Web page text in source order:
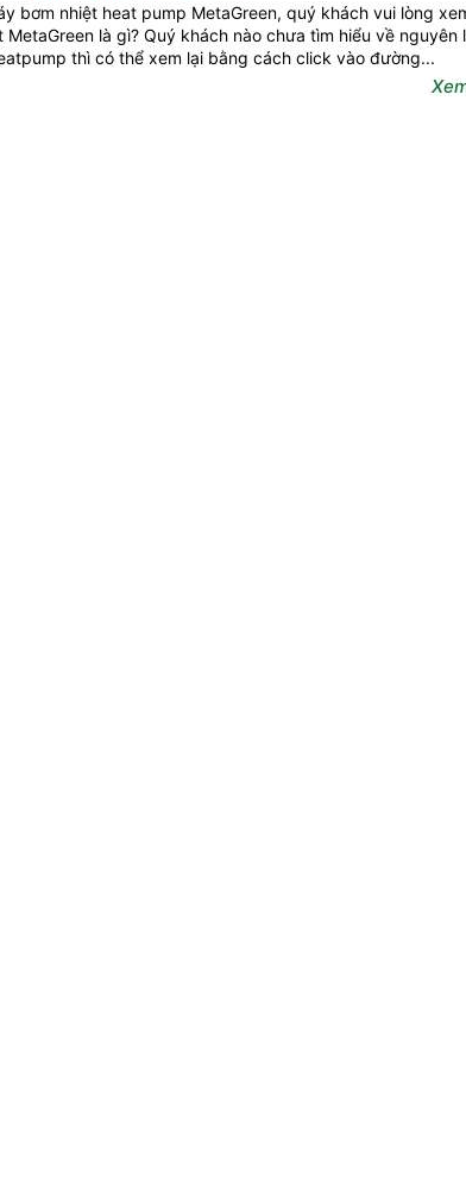
bơm nhiệt heat pump MetaGreen, quý khách vui lòng
MetaGreen là gì? Quý khách nào chưa tìm hiểu về nguyên
thì có thể xem lại bằng cách click vào đường...